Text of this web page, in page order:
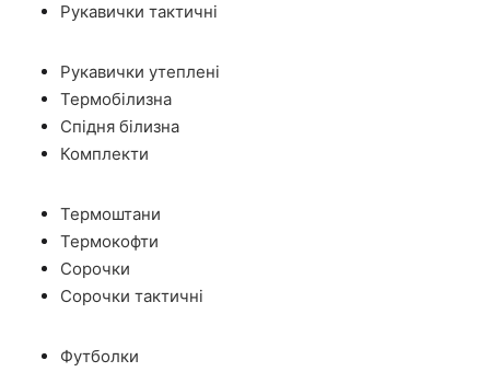
Рукавички тактичні
Рукавички утеплені
Термобілизна
Спідня білизна
Комплекти
Термоштани
Термокофти
Сорочки
Сорочки тактичні
Футболки